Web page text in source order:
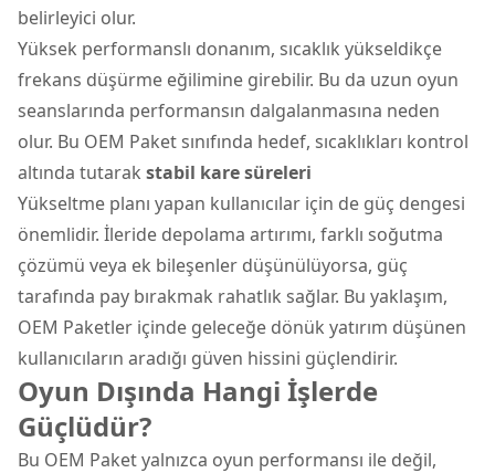
belirleyici olur.
Yüksek performanslı donanım, sıcaklık yükseldikçe
frekans düşürme eğilimine girebilir. Bu da uzun oyun
seanslarında performansın dalgalanmasına neden
olur. Bu OEM Paket sınıfında hedef, sıcaklıkları kontrol
altında tutarak stabil kare süreleri
Yükseltme planı yapan kullanıcılar için de güç dengesi
önemlidir. İleride depolama artırımı, farklı soğutma
çözümü veya ek bileşenler düşünülüyorsa, güç
tarafında pay bırakmak rahatlık sağlar. Bu yaklaşım,
OEM Paketler içinde geleceğe dönük yatırım düşünen
kullanıcıların aradığı güven hissini güçlendirir.
Oyun Dışında Hangi İşlerde
Güçlüdür?
Bu OEM Paket yalnızca oyun performansı ile değil,